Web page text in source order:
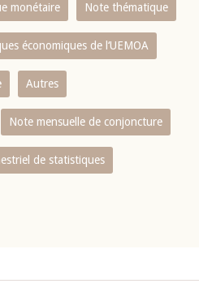
monétaire Note thématique
économiques de l‘UEMOA
Autres
Note mensuelle de conjoncture
de statistiques